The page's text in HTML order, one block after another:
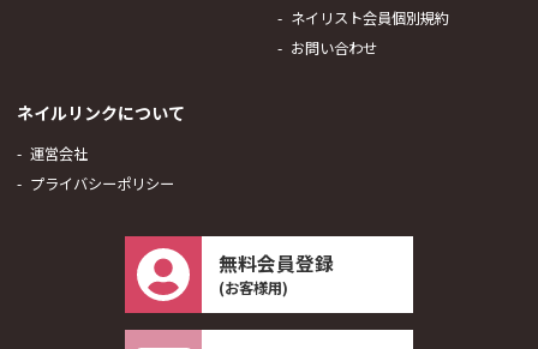
ネイリスト会員個別規約
お問い合わせ
ネイルリンクについて
運営会社
プライバシーポリシー
無料会員登録
(お客様用)